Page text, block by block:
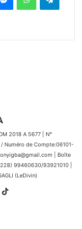
2018 A 5677 | N°
Numéro de Compte:06101-
| Boîte
99460630/93921010 |
(LeDivin)
Instagram